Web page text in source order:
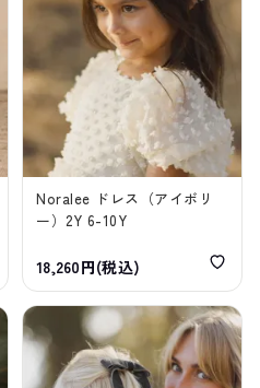
Noralee ドレス（アイボリ
ー）2Y 6-10Y
18,260円(税込)